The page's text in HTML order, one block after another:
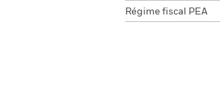
Régime fiscal PEA